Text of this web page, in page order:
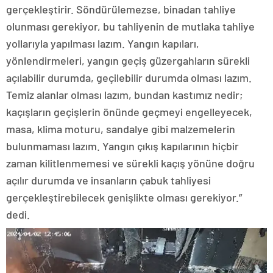
gerçekleştirir. Söndürülemezse, binadan tahliye
olunması gerekiyor, bu tahliyenin de mutlaka tahliye
yollarıyla yapılması lazım. Yangın kapıları,
yönlendirmeleri, yangın geçiş güzergahların sürekli
açılabilir durumda, geçilebilir durumda olması lazım.
Temiz alanlar olması lazım, bundan kastımız nedir;
kaçışların geçişlerin önünde geçmeyi engelleyecek,
masa, klima moturu, sandalye gibi malzemelerin
bulunmaması lazım. Yangın çıkış kapılarının hiçbir
zaman kilitlenmemesi ve sürekli kaçış yönüne doğru
açılır durumda ve insanların çabuk tahliyesi
gerçekleştirebilecek genişlikte olması gerekiyor.”
dedi.